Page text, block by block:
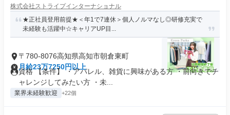
株式会社ストライプインターナショナル
★正社員登用前提★＜年1で7連休＞個人ノルマなし◎研修充実で
未経験も活躍中☆キャリアUP目...
〒780-8076高知県高知市朝倉東町
月給23万7250円以上
資格 【条件】 ・アパレル、雑貨に興味がある方 ・前向きでチ
ャレンジしてみたい方 ・未...
業界未経験歓迎 +22個